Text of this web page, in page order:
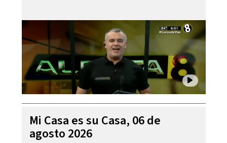
Mi Casa es su Casa, 06 de
agosto 2026